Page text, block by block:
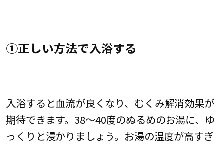
①正しい方法で入浴する
入浴すると血流が良くなり、むくみ解消効果が
期待できます。38～40度のぬるめのお湯に、ゆ
っくりと浸かりましょう。お湯の温度が高すぎ